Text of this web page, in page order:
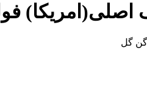
اصلی(امریکا)
گل